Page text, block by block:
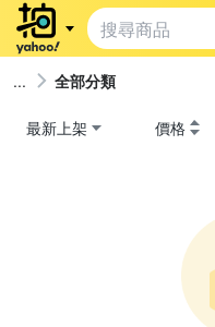
全部分類
最新上架 價格